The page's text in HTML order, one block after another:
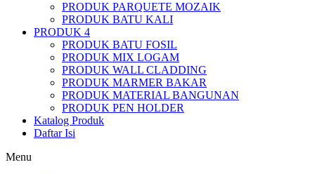
PRODUK PARQUETE MOZAIK
PRODUK BATU KALI
PRODUK 4
PRODUK BATU FOSIL
PRODUK MIX LOGAM
PRODUK WALL CLADDING
PRODUK MARMER BAKAR
PRODUK MATERIAL BANGUNAN
PRODUK PEN HOLDER
Katalog Produk
Daftar Isi
Menu